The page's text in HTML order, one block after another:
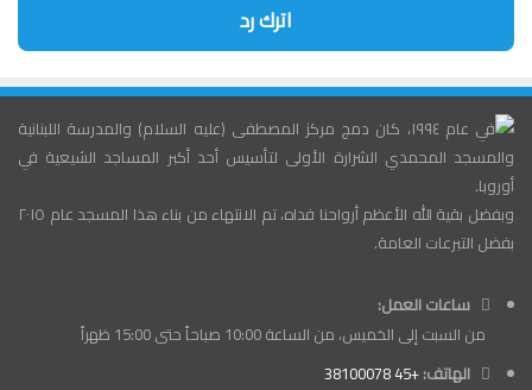
اترك رد
في عام ١٩٩٤، كان دمج مركز المصطفى (عليه السلام) والمدرسة اللبنانية
والمسجد المحمدي الشرارة الأولى لتأسيس أحد أكبر المساجد الشيعية في
أوروبا.
وبفضل بقية الله الأعظم أرواحنا فداه، تم الانتهاء من بناء هذا المسجد عام ٢٠١٥
بفضل التبرعات العامة.
ساعات العمل:
من السبت إلى الخميس، من الساعة 10:00 صباحاً حتى 15:00 ظهراً
الهاتف:+45 38100078